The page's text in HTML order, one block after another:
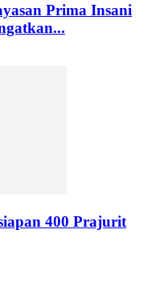
Prima Insani
400 Prajurit